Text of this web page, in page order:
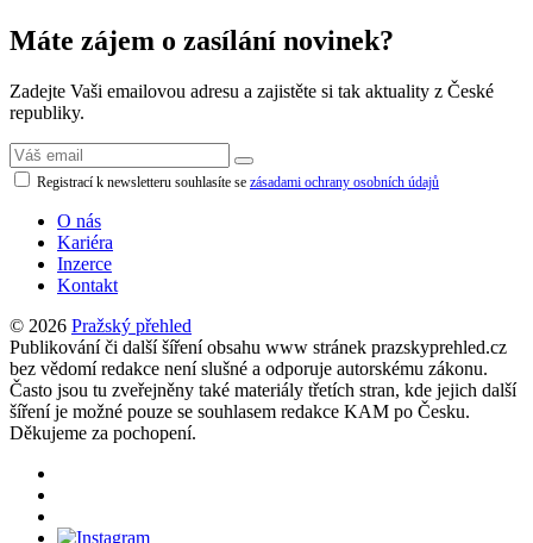
Máte zájem o zasílání novinek?
Zadejte Vaši emailovou adresu a zajistěte si tak aktuality z České
republiky.
Registrací k newsletteru souhlasíte se zásadami ochrany osobních údajů
O nás
Kariéra
Inzerce
Kontakt
© 2026 Pražský přehled
Publikování či další šíření obsahu www stránek prazskyprehled.cz
bez vědomí redakce není slušné a odporuje autorskému zákonu.
Často jsou tu zveřejněny také materiály třetích stran, kde jejich další
šíření je možné pouze se souhlasem redakce KAM po Česku.
Děkujeme za pochopení.